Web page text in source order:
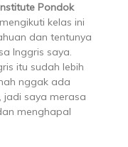
Pondok
kelas ini
dan tentunya
Inggris saya.
itu sudah lebih
nggak ada
jadi saya merasa
menghapal